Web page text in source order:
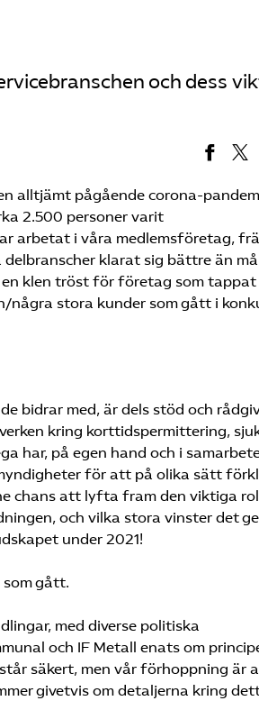
och dess
alltjämt pågående corona-
2.500 personer varit
arbetat i våra medlemsföretag,
klarat sig bättre än
klen tröst för företag som tappat
stora kunder som gått i
bidrar med, är dels stöd och
kring korttidspermittering,
har, på egen hand och i
för att på olika sätt
chans att lyfta fram den viktiga roll
och vilka stora vinster det
under 2021!
gått.
med diverse politiska
och IF Metall enats om
säkert, men vår förhoppning är
givetvis om detaljerna kring